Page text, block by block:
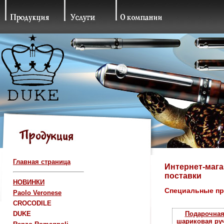
Главная страница
НОВИНКИ
Paolo Veronese
CROCODILE
DUKE
Интернет-
поставки
Специальные
Подарочная
шариковая